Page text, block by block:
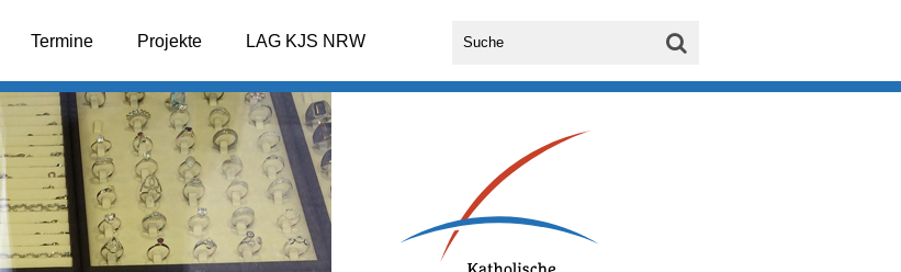
Termine Projekte LAG KJS NRW